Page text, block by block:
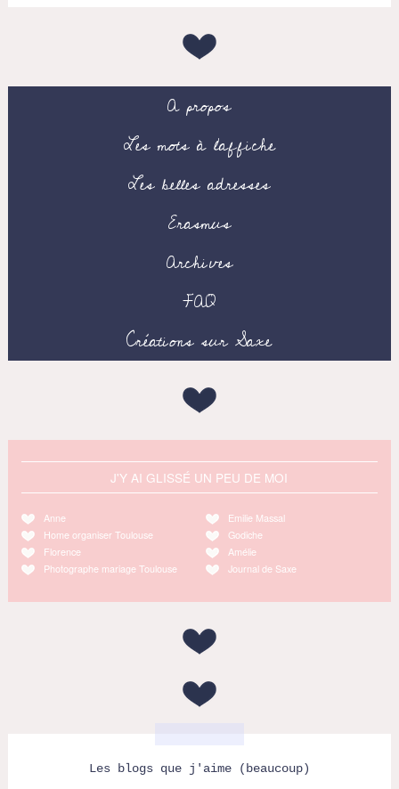
A propos
Les mots à l’affiche
Les belles adresses
Erasmus
Archives
FAQ
Créations sur Saxe
J'Y AI GLISSÉ UN PEU DE MOI
Anne
Home organiser Toulouse
Florence
Photographe mariage Toulouse
Emilie Massal
Godiche
Amélie
Journal de Saxe
Les blogs que j'aime (beaucoup)